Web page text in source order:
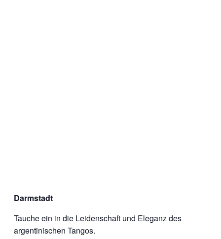
Darmstadt
Tauche ein in die Leidenschaft und Eleganz des
argentinischen Tangos.